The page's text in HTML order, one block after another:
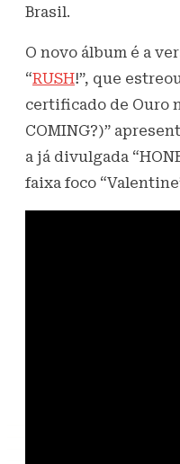
Brasil.
O novo álbum é a
“RUSH!”, que
certificado de Ouro
COMING?)”
a já divulgada
faixa foco